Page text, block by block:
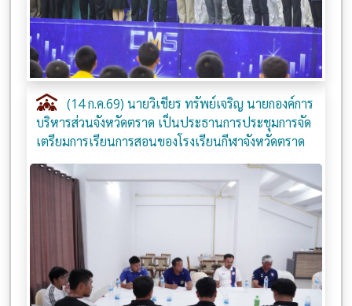
(14 ก.ค.69) นายวิเชียร ทรัพย์เจริญ นายกองค์การ
บริหารส่วนจังหวัดตราด เป็นประธานการประชุมการจัด
เตรียมการเรียนการสอนของโรงเรียนกีฬาจังหวัดตราด